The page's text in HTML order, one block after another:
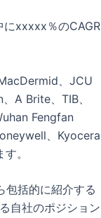
にxxxxx％のCAGR
、JCU
A Brite、TIB、
Fengfan
、Kyocera
。
包括的に紹介する
自社のポジション